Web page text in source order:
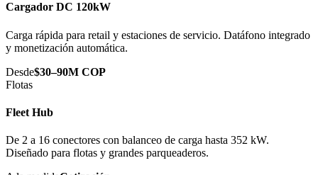
Cargador DC 120kW
Carga rápida para retail y estaciones de servicio. Datáfono integrado
y monetización automática.
Desde$30–90M COP
Flotas
Fleet Hub
De 2 a 16 conectores con balanceo de carga hasta 352 kW.
Diseñado para flotas y grandes parqueaderos.